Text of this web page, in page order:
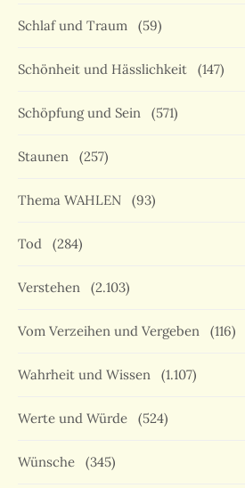
Schlaf und Traum (59)
Schönheit und Hässlichkeit (147)
Schöpfung und Sein (571)
Staunen (257)
Thema WAHLEN (93)
Tod (284)
Verstehen (2.103)
Vom Verzeihen und Vergeben (116)
Wahrheit und Wissen (1.107)
Werte und Würde (524)
Wünsche (345)